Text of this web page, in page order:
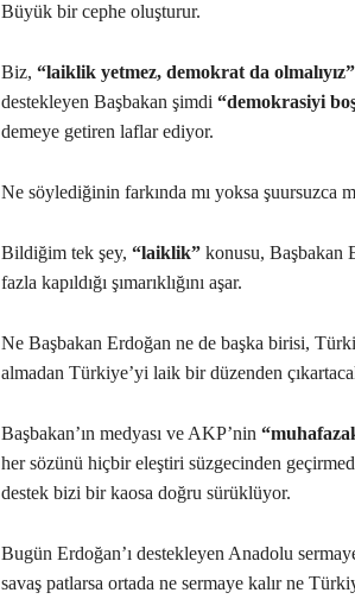
Büyük bir cephe oluşturur.
Biz,“laiklik yetmez, demokrat da olmalıyız”
destekleyen Başbakan şimdi“demokrasiyi
demeye getiren laflar ediyor.
Ne söylediğinin farkında mı yoksa şuursuzca
Bildiğim tek şey,“laiklik” konusu, Başbakan
fazla kapıldığı şımarıklığını aşar.
Ne Başbakan Erdoğan ne de başka birisi,
almadan Türkiye’yi laik bir düzenden
Başbakan’ın medyası ve AKP’nin
her sözünü hiçbir eleştiri süzgecinden
destek bizi bir kaosa doğru sürüklüyor.
Bugün Erdoğan’ı destekleyen Anadolu
savaş patlarsa ortada ne sermaye kalır ne